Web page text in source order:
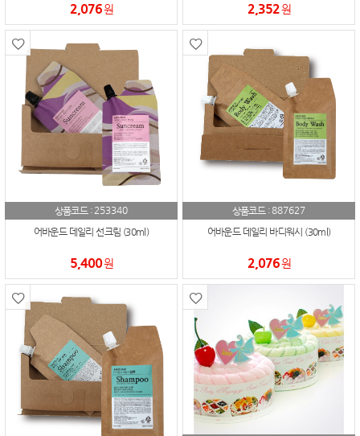
2,076원 2,352원
상품코드 :253340
어바운드 데일리 선크림 (30ml)
5,400원
상품코드 :887627
어바운드 데일리 바디워시 (30ml)
2,076원